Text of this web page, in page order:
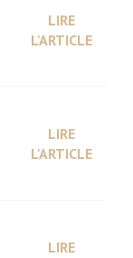
LIRE
L'ARTICLE
LIRE
L'ARTICLE
LIRE